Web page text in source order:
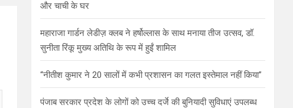
और चाची के घर
महाराजा गार्डन लेडीज़ क्लब ने हर्षोल्लास के साथ मनाया तीज उत्सव, डॉ.
सुनीता रिंकू मुख्य अतिथि के रूप में हुईं शामिल
“नीतीश कुमार ने 20 सालों में कभी प्रशासन का गलत इस्तेमाल नहीं किया”
पंजाब सरकार प्रदेश के लोगों को उच्च दर्जे की बुनियादी सुविधाएं उपलब्ध